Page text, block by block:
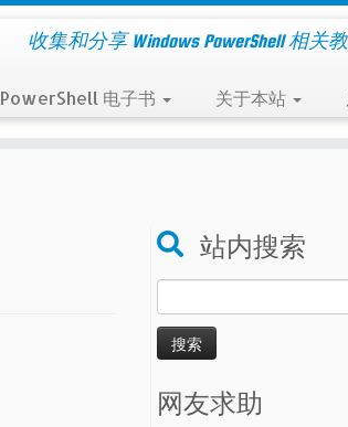
收集和分享 Windows PowerShell 相
PowerShell 电子书 关于本站
站内搜索
索：
网友求助